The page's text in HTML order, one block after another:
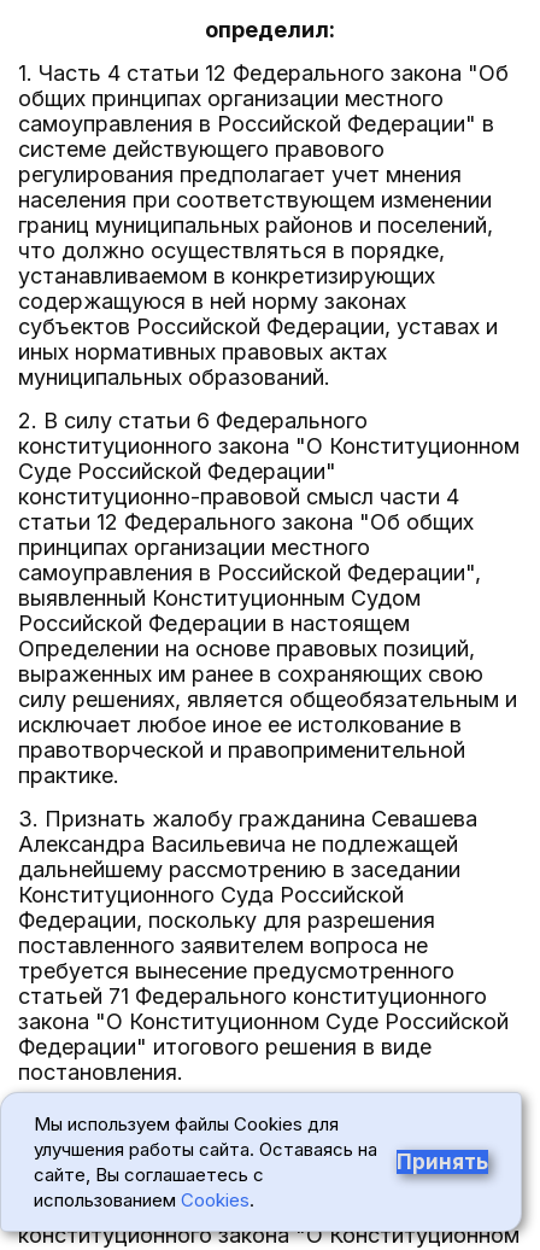
определил:
1. Часть 4 статьи 12 Федерального закона "Об
общих принципах организации местного
самоуправления в Российской Федерации" в
системе действующего правового
регулирования предполагает учет мнения
населения при соответствующем изменении
границ муниципальных районов и поселений,
что должно осуществляться в порядке,
устанавливаемом в конкретизирующих
содержащуюся в ней норму законах
субъектов Российской Федерации, уставах и
иных нормативных правовых актах
муниципальных образований.
2. В силу статьи 6 Федерального
конституционного закона "О Конституционном
Суде Российской Федерации"
конституционно-правовой смысл части 4
статьи 12 Федерального закона "Об общих
принципах организации местного
самоуправления в Российской Федерации",
выявленный Конституционным Судом
Российской Федерации в настоящем
Определении на основе правовых позиций,
выраженных им ранее в сохраняющих свою
силу решениях, является общеобязательным и
исключает любое иное ее истолкование в
правотворческой и правоприменительной
практике.
3. Признать жалобу гражданина Севашева
Александра Васильевича не подлежащей
дальнейшему рассмотрению в заседании
Конституционного Суда Российской
Федерации, поскольку для разрешения
поставленного заявителем вопроса не
требуется вынесение предусмотренного
статьей 71 Федерального конституционного
закона "О Конституционном Суде Российской
Федерации" итогового решения в виде
постановления.
4. Определение Конституционного Суда
Российской Федерации по данной жалобе
окончательно и обжалованию не подлежит.
5. Согласно статье 78 Федерального
конституционного закона "О Конституционном
Мы используем файлы Cookies для
улучшения работы сайта. Оставаясь на
сайте, Вы соглашаетесь с
использованием Cookies.
Принять